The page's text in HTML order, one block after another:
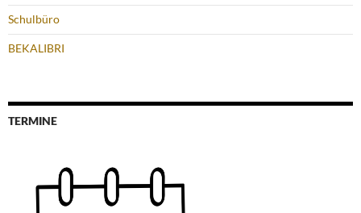
Schulbüro
BEKALIBRI
TERMINE